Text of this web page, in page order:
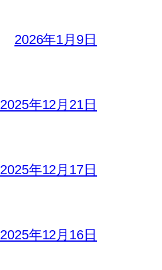
2026年1月9日
2025年12月21日
2025年12月17日
2025年12月16日